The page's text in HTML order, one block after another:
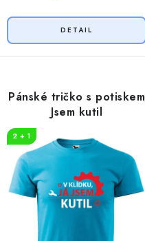
Pánské tričko s potiskem
Jsem kutil
2 + 1